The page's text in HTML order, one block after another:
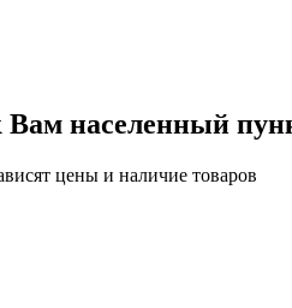
Вам населенный
цены и наличие товаров